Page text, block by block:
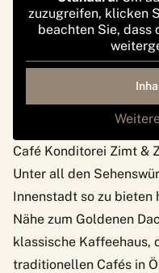
zuzugreifen, klicken
beachten Sie, dass
Café Konditorei Zimt &
Unter all den
Innenstadt so zu
Nähe zum Goldenen
klassische Kaffeehaus,
traditionellen Cafés in